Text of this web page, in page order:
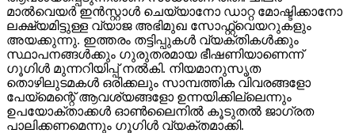
മാല്‍വെയര്‍ ഇന്‍സ്റ്റാള്‍ ചെയ്യാനോ ഡാറ്റ മോഷ്ടിക്കാനോ
ലക്ഷ്യമിട്ടുള്ള വ്യാജ അഭിമുഖ സോഫ്റ്റ്‌വെയറുകളും
അയക്കുന്നു. ഇത്തരം തട്ടിപ്പുകള്‍ വ്യക്തികള്‍ക്കും
സ്ഥാപനങ്ങള്‍ക്കും ഗുരുതരമായ ഭീഷണിയാണെന്ന്
ഗൂഗിള്‍ മുന്നറിയിപ്പ് നല്‍കി. നിയമാനുസൃത
തൊഴിലുടമകള്‍ ഒരിക്കലും സാമ്പത്തിക വിവരങ്ങളോ
പേയ്‌മെന്റെ് ആവശ്യങ്ങളോ ഉന്നയിക്കില്ലെന്നും
ഉപയോക്താക്കള്‍ ഓണ്‍ലൈനില്‍ കൂടുതല്‍ ജാഗ്രത
പാലിക്കണമെന്നും ഗൂഗിള്‍ വ്യക്തമാക്കി.